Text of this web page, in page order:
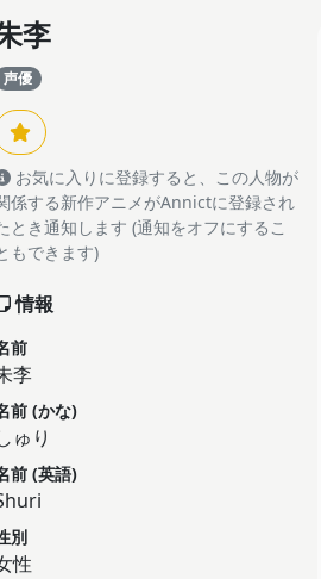
李
声優
お気に入りに登録すると、この人物が
係する新作アニメがAnnictに登録され
とき通知します (通知をオフにするこ
もできます)
情報
前
李
前 (かな)
ゅり
前 (英語)
別
性